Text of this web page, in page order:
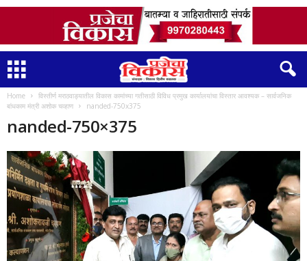
Home
विस्तीर्ण मराठवाड्यातील विकास कामांच्या गतीसाठी विविध प्रमुख कार्यालयांचा विस्तार आवश्यक – सार्वजनिक
बांधकाम मंत्री अशोक चव्हाण
nanded-750x375
nanded-750×375